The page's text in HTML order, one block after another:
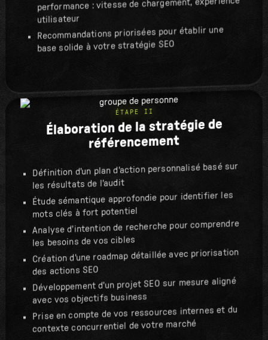
performance : vitesse de chargement, expérience
utilisateur
Recommandations priorisées pour établir une
base solide à votre stratégie SEO
ÉTAPE II
Élaboration de la stratégie de
référencement
Définition d'un plan d'action personnalisé basé sur
les résultats de l'audit
Étude sémantique approfondie pour identifier les
mots clés à fort potentiel
Analyse d'intention de recherche pour comprendre
les besoins de vos cibles
Création d'une roadmap détaillée avec priorisation
des actions SEO
Développement d'un projet SEO sur mesure aligné
avec vos objectifs business
Prise en compte de vos ressources internes et du
contexte concurrentiel de votre marché